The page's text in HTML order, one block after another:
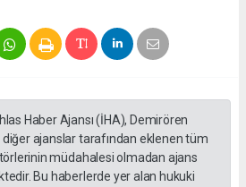
Haber Ajansı (İHA), Demirören
diğer ajanslar tarafından eklenen tüm
müdahalesi olmadan ajans
Bu haberlerde yer alan hukuki